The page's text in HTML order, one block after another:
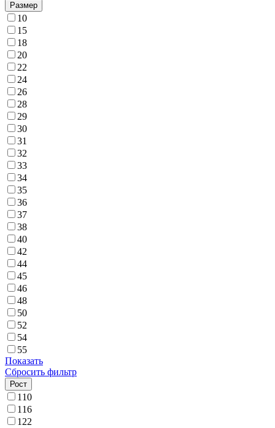
Размер
10
15
18
20
22
24
26
28
29
30
31
32
33
34
35
36
37
38
40
42
44
45
46
48
50
52
54
55
Показать
Сбросить фильтр
Рост
110
116
122